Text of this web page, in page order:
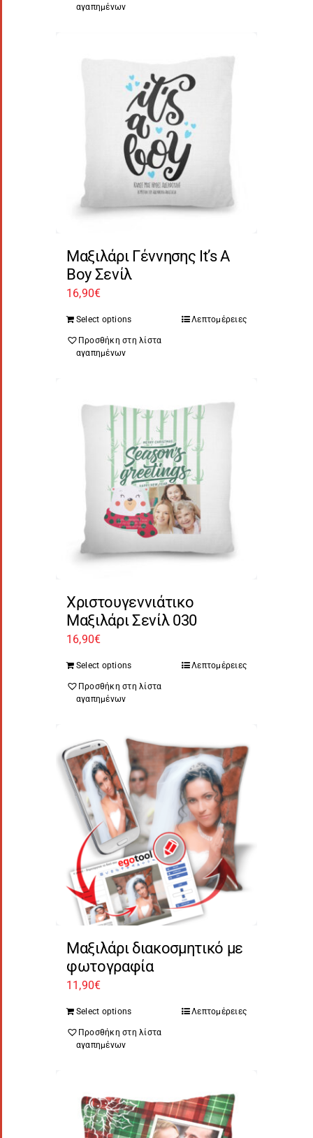
αγαπημένων
Μαξιλάρι Γέννησης It’s A
Boy Σενίλ
16,90€
Select options Λεπτομέρειες
Προσθήκη στη λίστα
αγαπημένων
Χριστουγεννιάτικο
Μαξιλάρι Σενίλ 030
16,90€
Select options Λεπτομέρειες
Προσθήκη στη λίστα
αγαπημένων
Μαξιλάρι διακοσμητικό με
φωτογραφία
11,90€
Select options Λεπτομέρειες
Προσθήκη στη λίστα
αγαπημένων